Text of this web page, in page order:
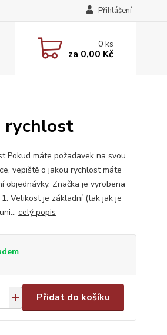
Přihlášení
0ks
za 0,00 Kč
rychlost
Pokud máte požadavek na svou
vepiště o jakou rychlost máte
objednávky. Značka je vyrobena
Velikost je základní (tak jak je
celý popis
Přidat do košíku